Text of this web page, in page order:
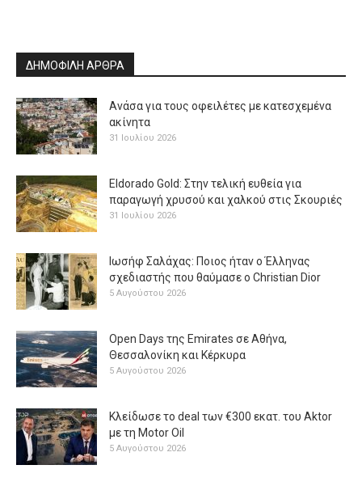
ΔΗΜΟΦΙΛΗ ΑΡΘΡΑ
Ανάσα για τους οφειλέτες με κατεσχεμένα
ακίνητα
31 Ιουλίου 2026
Eldorado Gold: Στην τελική ευθεία για
παραγωγή χρυσού και χαλκού στις Σκουριές
31 Ιουλίου 2026
Ιωσήφ Σαλάχας: Ποιος ήταν ο Έλληνας
σχεδιαστής που θαύμασε ο Christian Dior
5 Αυγούστου 2026
Open Days της Emirates σε Αθήνα,
Θεσσαλονίκη και Κέρκυρα
5 Αυγούστου 2026
Κλείδωσε το deal των €300 εκατ. του Aktor
με τη Μotor Oil
5 Αυγούστου 2026